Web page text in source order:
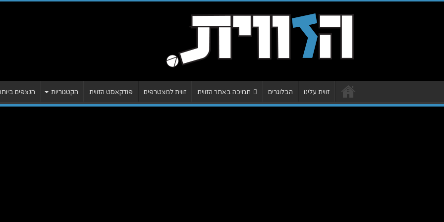
זווית עלינו הבלוגרים תמיכה באתר הזווית זווית למצטרפים פודקאסט הזווית הקטגוריות הנצפים